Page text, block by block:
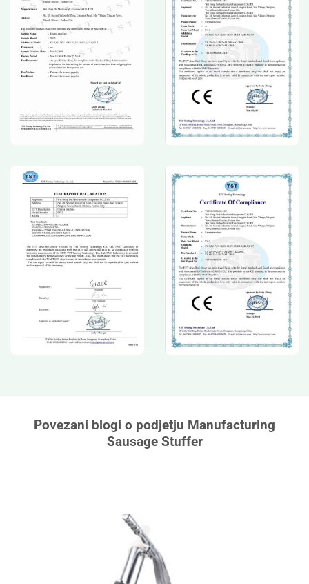
Povezani blogi o podjetju Manufacturing
Sausage Stuffer